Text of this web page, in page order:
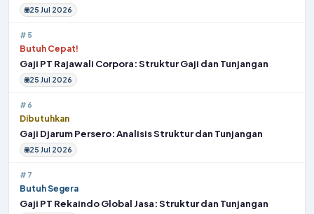
25 Jul 2026
#5
Butuh Cepat!
Gaji PT Rajawali Corpora: Struktur Gaji dan Tunjangan
25 Jul 2026
#6
Dibutuhkan
Gaji Djarum Persero: Analisis Struktur dan Tunjangan
25 Jul 2026
#7
Butuh Segera
Gaji PT Rekaindo Global Jasa: Struktur dan Tunjangan